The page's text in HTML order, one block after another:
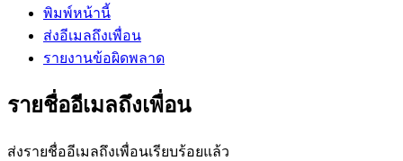
พิมพ์หน้านี้
ส่งอีเมลถึงเพื่อน
รายงานข้อผิดพลาด
รายชื่ออีเมลถึงเพื่อน
ส่งรายชื่ออีเมลถึงเพื่อนเรียบร้อยแล้ว